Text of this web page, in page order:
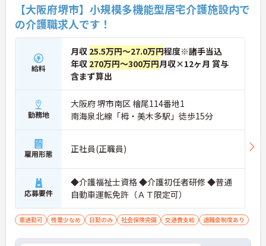
【大阪府堺市】小規模多機能型居宅介護施設内で
の介護職求人です！
給料
月収 25.5万円～27.0万円程度※諸手当込
年収 270万円～300万円月収×12ヶ月 賞与
含まず算出
勤務地
大阪府 堺市南区 檜尾114番地1
南海泉北線「栂・美木多駅」徒歩15分
雇用形態 正社員(正職員)
応募要件
◆介護福祉士資格 ◆介護初任者研修 ◆普通
自動車運転免許（ＡＴ限定可）
車通勤可 残業少なめ 日勤のみ 社会保険完備 交通費支給 退職金制度あり